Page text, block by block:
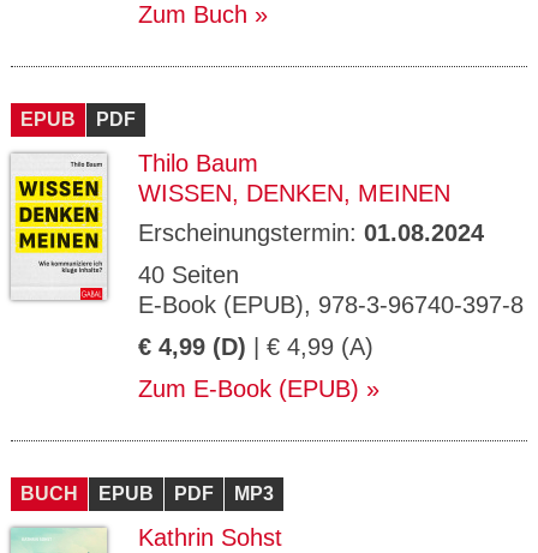
Zum Buch
EPUB PDF
Thilo Baum
WISSEN, DENKEN, MEINEN
Erscheinungstermin: 01.08.2024
40 Seiten
E-Book (EPUB), 978-3-96740-397-8
€ 4,99 (D) | € 4,99 (A)
Zum E-Book (EPUB)
BUCH EPUB PDF MP3
Kathrin Sohst